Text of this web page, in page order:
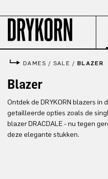
DAMES / SALE / BLAZER
Blazer
Ontdek de DRYKORN blazers
getailleerde opties zoals de
blazer DRACDALE - nu tegen
deze elegante stukken.